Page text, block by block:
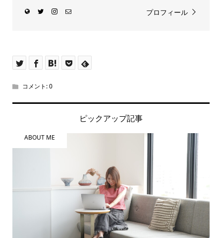
プロフィール
コメント:0
ピックアップ記事
ABOUT ME